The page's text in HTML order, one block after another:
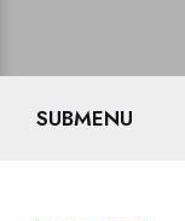
SUBMENU